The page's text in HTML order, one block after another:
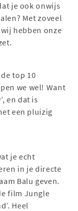
je ook onwijs
Met zoveel
hebben onze
top 10
we wel! Want
en dat is
een pluizig
je echt
in je directe
Balu geven.
film Jungle
Heel